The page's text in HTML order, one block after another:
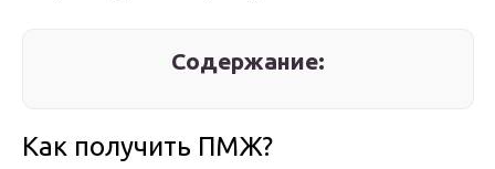
Содержание:
Как получить ПМЖ?